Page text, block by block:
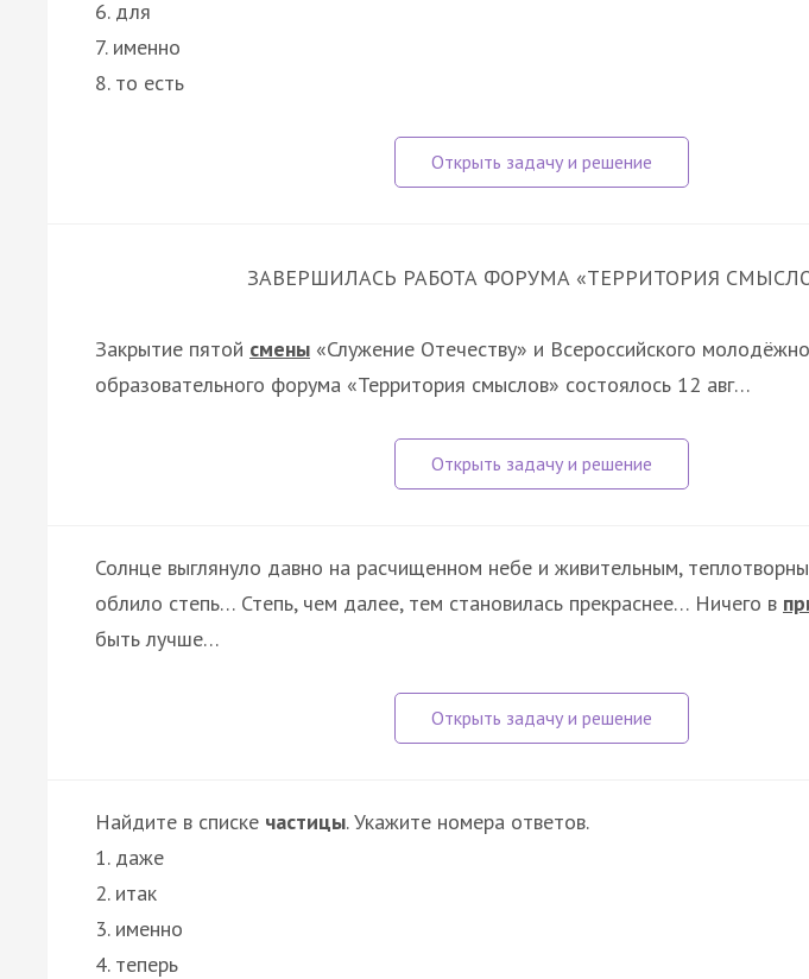
6. для
7. именно
8. то есть
ЗАВЕРШИЛАСЬ РАБОТА ФОРУМА «ТЕРРИТОРИЯ
Закрытие пятой смены «Служение Отечеству» и Всероссийского
образовательного форума «Территория смыслов» состоялось 12 авг…
Солнце выглянуло давно на расчищенном небе и живительным,
облило степь… Степь, чем далее, тем становилась прекраснее… Ничего в
быть лучше…
Найдите в списке частицы. Укажите номера ответов.
1. даже
2. итак
3. именно
4. теперь